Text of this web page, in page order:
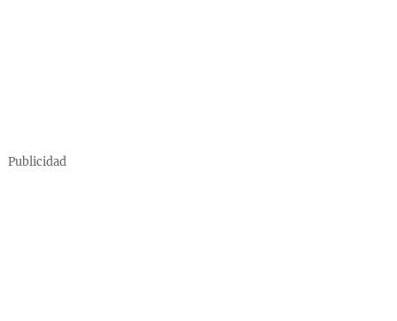
Publicidad